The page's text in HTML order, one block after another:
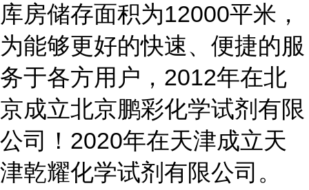
库房储存面积为12000平米，
为能够更好的快速、便捷的服
务于各方用户，2012年在北
京成立北京鹏彩化学试剂有限
公司！2020年在天津成立天
津乾耀化学试剂有限公司。